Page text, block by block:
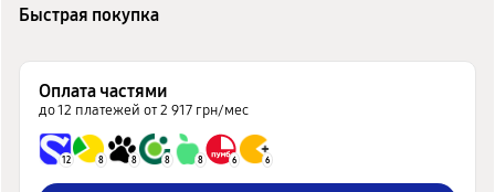
Быстрая покупка
Оплата частями
до 12 платежей от 2 917 грн/мес
12 8 8 8 8 6 6